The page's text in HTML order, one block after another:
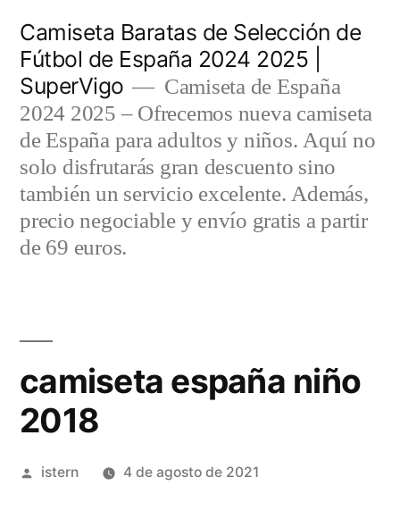
contenido
Camiseta Baratas de Selección de
Fútbol de España 2024 2025 |
SuperVigo
Camiseta de España
2024 2025 – Ofrecemos nueva camiseta
de España para adultos y niños. Aquí no
solo disfrutarás gran descuento sino
también un servicio excelente. Además,
precio negociable y envío gratis a partir
de 69 euros.
camiseta españa niño
2018
Publicado
istern 4 de agosto de 2021